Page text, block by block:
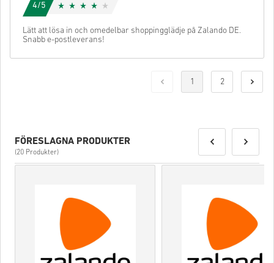
4/5
Lätt att lösa in och omedelbar shoppingglädje på Zalando DE.
Snabb e-postleverans!
1 2
FÖRESLAGNA PRODUKTER
(20 Produkter)